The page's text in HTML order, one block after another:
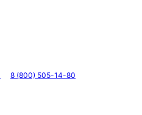
8 (800) 505-14-80